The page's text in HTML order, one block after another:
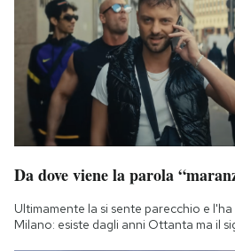
Da dove viene la parola
Ultimamente la si sente parecchio e
Milano: esiste dagli anni Ottanta ma il